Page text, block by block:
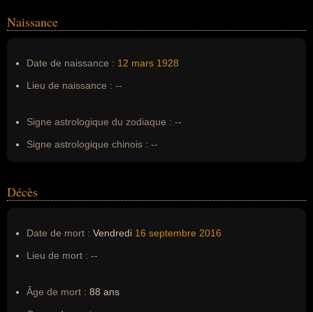
Nom de famille :Albee
Naissance
Date de naissance : 12 mars 1928
Lieu de naissance : --
Signe astrologique du zodiaque : --
Signe astrologique chinois : --
Décès
Date de mort : Vendredi 16 septembre 2016
Lieu de mort : --
Âge de mort : 88 ans